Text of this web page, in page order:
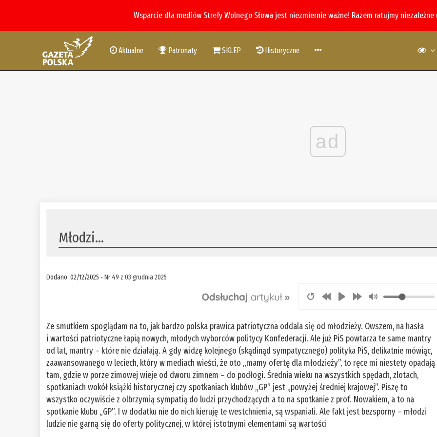
Wsparcie dla mediów Strefy Wolnego Słowa jest niezmiernie ważne! Razem ratujmy
Aktualne Patronaty SKLEP Historyczne
ad
Młodzi…
Dodano: 02/12/2025 -Nr 49 z 03 grudnia 2025
Ze smutkiem spoglądam na to, jak bardzo polska prawica patriotyczna oddala się od młodzieży. Owszem, na hasła
i wartości patriotyczne łapią nowych, młodych wyborców politycy Konfederacji. Ale już PiS powtarza te same mantry
od lat, mantry – które nie działają. A gdy widzę kolejnego (skądinąd sympatycznego) polityka PiS, delikatnie mówiąc,
zaawansowanego w leciech, który w mediach wieści, że oto „mamy ofertę dla młodzieży”, to ręce mi niestety opadają
tam, gdzie w porze zimowej wieje od dworu zimnem – do podłogi. Średnia wieku na wszystkich spędach, zlotach,
spotkaniach wokół książki historycznej czy spotkaniach klubów „GP” jest „powyżej średniej krajowej”. Piszę to
wszystko oczywiście z olbrzymią sympatią do ludzi przychodzących a to na spotkanie z prof. Nowakiem, a to na
spotkanie klubu „GP”. I w dodatku nie do nich kieruję te westchnienia, są wspaniali. Ale fakt jest bezsporny – młodzi
ludzie nie garną się do oferty politycznej, w której istotnymi elementami są wartości